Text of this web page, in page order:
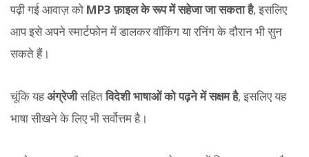
पढ़ी गई आवाज़ को MP3 फ़ाइल के रूप में सहेजा जा सकता है, इसलिए
आप इसे अपने स्मार्टफोन में डालकर वॉकिंग या रनिंग के दौरान भी सुन
सकते हैं।
चूंकि यहअंग्रेजीसहितविदेशी भाषाओं को पढ़ने में सक्षम है, इसलिए यह
भाषा सीखने के लिए भी सर्वोत्तम है।